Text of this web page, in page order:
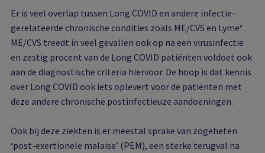
Er is veel overlap tussen Long COVID en andere infectie-
gerelateerde chronische condities zoals ME/CVS en Lyme*.
ME/CVS treedt in veel gevallen ook op na een virusinfectie
en zestig procent van de Long COVID patiënten voldoet ook
aan de diagnostische criteria hiervoor. De hoop is dat kennis
over Long COVID ook iets oplevert voor de patiënten met
deze andere chronische postinfectieuze aandoeningen.
Ook bij deze ziekten is er meestal sprake van zogeheten
‘post-exertionele malaise’ (PEM), een sterke terugval na